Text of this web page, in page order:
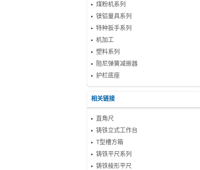
煤粉机系列
镁铝量具系列
特种扳手系列
机加工
塑料系列
阻尼弹簧减振器
护栏底座
相关链接
直角尺
铸铁立式工作台
T型槽方箱
铸铁平尺系列
铸铁棱形平尺